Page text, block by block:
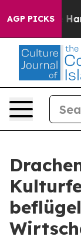
AGP PICKS
Abate